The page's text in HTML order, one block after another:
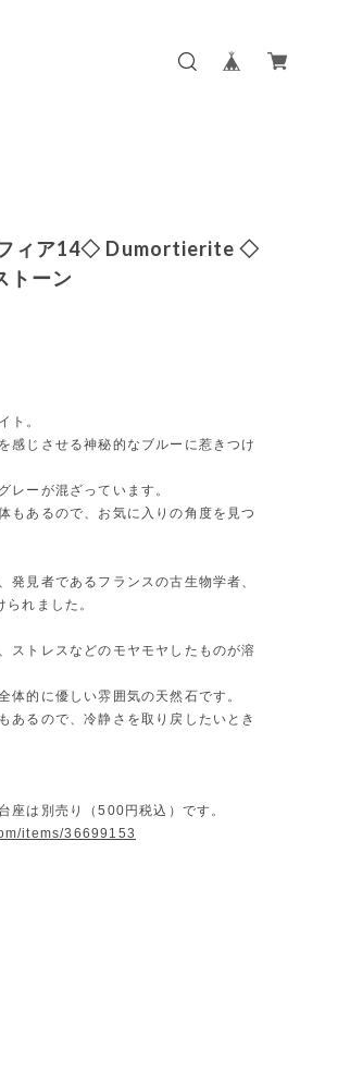
フィア14◇ Dumortierite ◇
トーン
ト。
感じさせる神秘的なブルーに惹きつけ
レーが混ざっています。
もあるので、お気に入りの角度を見つ
発見者であるフランスの古生物学者、
れました。
ストレスなどのモヤモヤしたものが溶
体的に優しい雰囲気の天然石です。
あるので、冷静さを取り戻したいとき
座は別売り（500円税込）です。
items/36699153